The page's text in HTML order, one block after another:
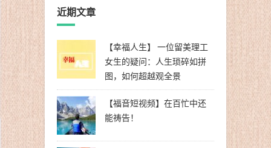
近期文章
【幸福人生】 一位留美理工
女生的疑问：人生琐碎如拼
图，如何超越观全景
【福音短视频】在百忙中还
能祷告！